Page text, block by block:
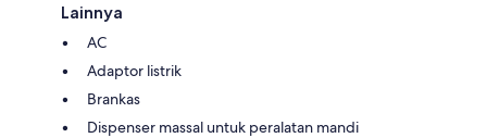
Lainnya
AC
Adaptor listrik
Brankas
Dispenser massal untuk peralatan mandi